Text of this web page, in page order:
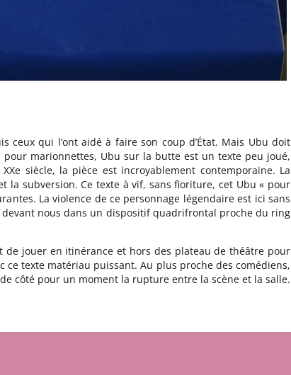
ceux qui l’ont aidé à faire son coup d’État. Mais Ubu doit
marionnettes, Ubu sur la butte est un texte peu joué,
siècle, la pièce est incroyablement contemporaine. La
la subversion. Ce texte à vif, sans fioriture, cet Ubu « pour
La violence de ce personnage légendaire est ici sans
nous dans un dispositif quadrifrontal proche du ring
de jouer en itinérance et hors des plateau de théâtre pour
texte matériau puissant. Au plus proche des comédiens,
côté pour un moment la rupture entre la scène et la salle.